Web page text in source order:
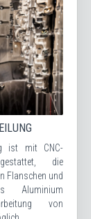
ist mit CNC-
die
Flanschen und
Aluminium
von